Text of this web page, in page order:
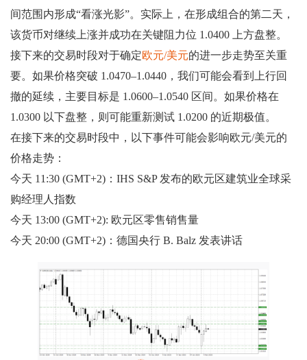
间范围内形成“看涨光影”。实际上，在形成组合的第二天，
该货币对继续上涨并成功在关键阻力位 1.0400 上方盘整。
接下来的交易时段对于确定欧元/美元的进一步走势至关重
要。如果价格突破 1.0470–1.0440，我们可能会看到上行回
撤的延续，主要目标是 1.0600–1.0540 区间。如果价格在
1.0300 以下盘整，则可能重新测试 1.0200 的近期极值。
在接下来的交易时段中，以下事件可能会影响欧元/美元的
价格走势：
今天 11:30 (GMT+2)：IHS S&P 发布的欧元区建筑业全球采
购经理人指数
今天 13:00 (GMT+2): 欧元区零售销售量
今天 20:00 (GMT+2)：德国央行 B. Balz 发表讲话